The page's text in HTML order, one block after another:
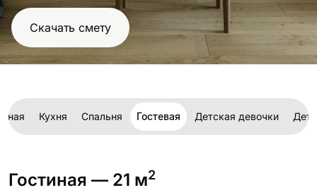
Скачать смету
Кухня Спальня Гостевая Детская девочки
Гостиная — 21 м2